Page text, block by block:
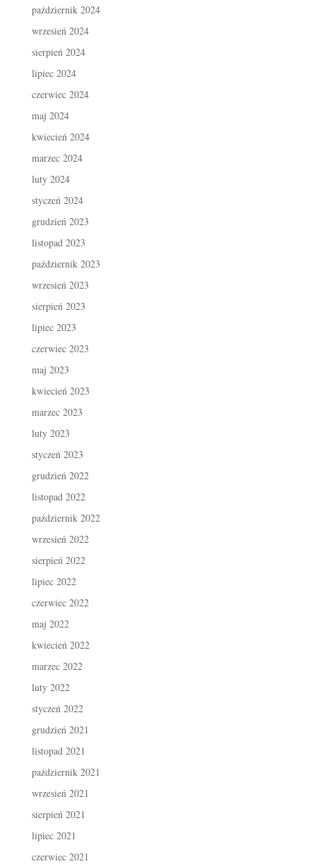
październik 2024
wrzesień 2024
sierpień 2024
lipiec 2024
czerwiec 2024
maj 2024
kwiecień 2024
marzec 2024
luty 2024
styczeń 2024
grudzień 2023
listopad 2023
październik 2023
wrzesień 2023
sierpień 2023
lipiec 2023
czerwiec 2023
maj 2023
kwiecień 2023
marzec 2023
luty 2023
styczeń 2023
grudzień 2022
listopad 2022
październik 2022
wrzesień 2022
sierpień 2022
lipiec 2022
czerwiec 2022
maj 2022
kwiecień 2022
marzec 2022
luty 2022
styczeń 2022
grudzień 2021
listopad 2021
październik 2021
wrzesień 2021
sierpień 2021
lipiec 2021
czerwiec 2021